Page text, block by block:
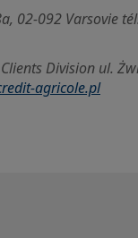
02-092 Varsovie
Division ul.
agricole.pl